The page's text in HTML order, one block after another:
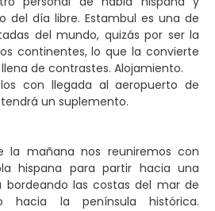
del día libre. Estambul es una de
del mundo, quizás por ser la
continentes, lo que la convierte
de contrastes. Alojamiento.
con llegada al aeropuerto de
un suplemento.
la mañana nos reuniremos con
hispana para partir hacia una
bordeando las costas del mar de
hacia la península histórica.